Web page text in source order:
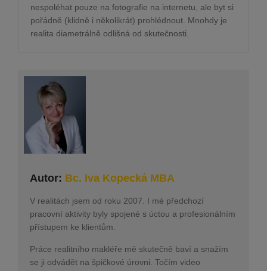
nespoléhat pouze na fotografie na internetu, ale byt si
pořádně (klidně i několikrát) prohlédnout. Mnohdy je
realita diametrálně odlišná od skutečnosti.
Autor: Bc. Iva Kopecká MBA
V realitách jsem od roku 2007. I mé předchozí
pracovní aktivity byly spojené s úctou a profesionálním
přístupem ke klientům.
Práce realitního makléře mě skutečně baví a snažím
se ji odvádět na špičkové úrovni. Točím video